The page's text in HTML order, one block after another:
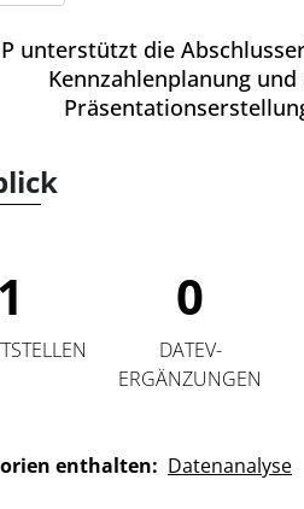
unterstützt die
Kennzahlenplanung und
1 0
DATEV-
ERGÄNZUNGEN
enthalten: Datenanalyse